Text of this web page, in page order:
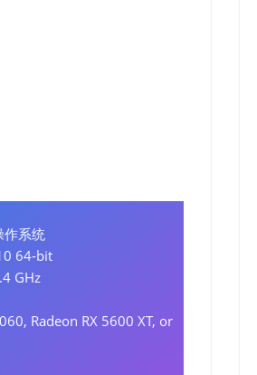
作系统
64-bit
GHz
Radeon RX 5600 XT, or